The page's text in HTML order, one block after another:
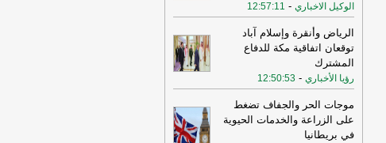
الوكيل الاخباري -
12:57:11
الرياض وأنقرة وإسلام آباد
توقعان اتفاقية مكة للدفاع
المشترك
رؤيا الأخباري -
12:50:53
موجات الحر والجفاف تضغط
على الزراعة والخدمات الحيوية
في بريطانيا